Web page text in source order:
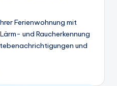
Ferienwohnung mit
und Raucherkennung
und